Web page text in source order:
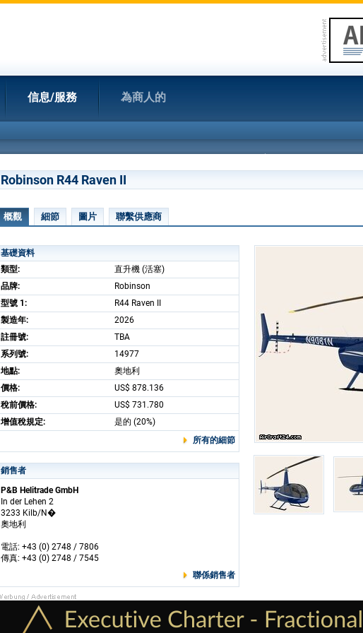
信息/服務 為商人的
Robinson R44 Raven II
概觀 細節 圖片 聯繫供應商
基礎資料
類型:
直升機 (活塞)
品牌:
Robinson
型號 1:
R44 Raven II
製造年:
2026
註冊號:
TBA
系列號:
14977
地點:
奧地利
價格:
US$ 878.136
稅前價格:
US$ 731.780
增值稅規定:
是的 (20%)
所有的細節
銷售者
P&B Helitrade GmbH
In der Lehen 2
3233 Kilb/N�
奧地利
電話: +43 (0) 2748 / 7806
傳真: +43 (0) 2748 / 7545
聯係銷售者